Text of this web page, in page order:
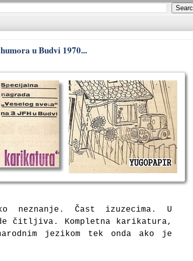
u Budvi 1970...
neznanje. Čast izuzecima. U
čitljiva. Kompletna karikatura,
jezikom tek onda ako je